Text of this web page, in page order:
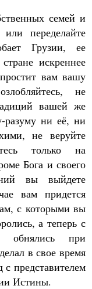
семей и
переделайте
Грузии, ее
искреннее
вам вашу
не
вашей же
разуму ни её, ни
не веруйте
только на
Бога и своего
вы выйдете
вам придется
с которыми вы
а теперь с
обнялись при
в свое время
представителем
Истины.